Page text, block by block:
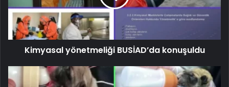
Kimyasal yönetmeliği BUSİAD’da konuşuldu